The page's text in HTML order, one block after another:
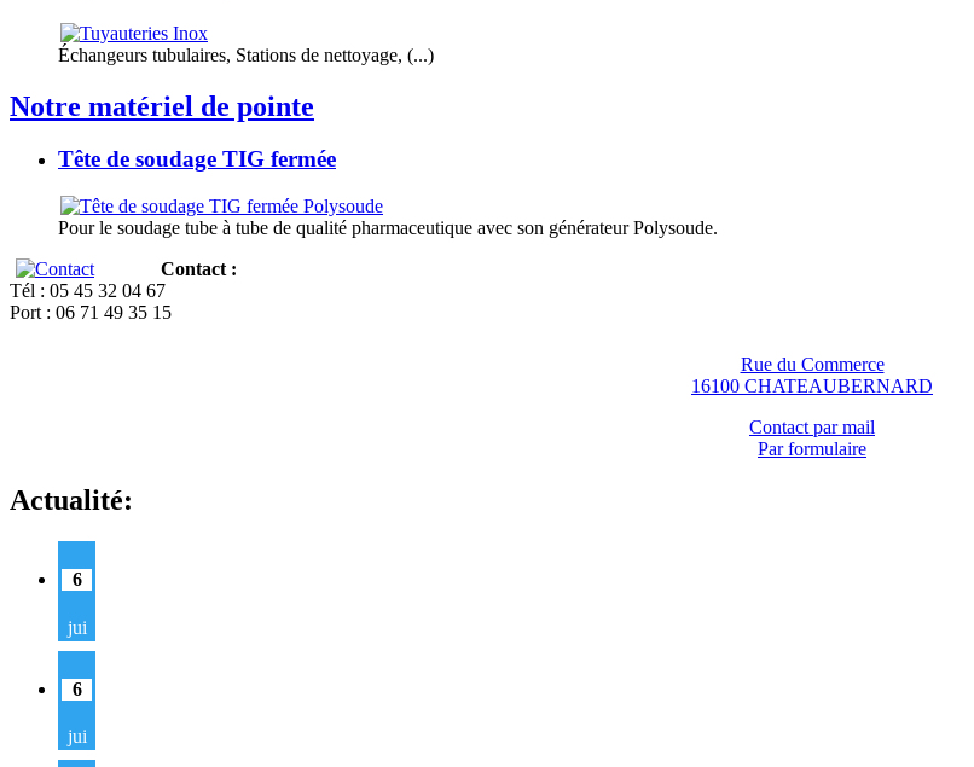
Échangeurs tubulaires, Stations de nettoyage, (...)
Notre matériel de pointe
Tête de soudage TIG fermée
Pour le soudage tube à tube de qualité pharmaceutique avec son générateur Polysoude.
Contact :
Tél : 05 45 32 04 67
Port : 06 71 49 35 15
Rue du Commerce
16100 CHATEAUBERNARD
Contact par mail
Par formulaire
Actualité:
6
jui
6
jui